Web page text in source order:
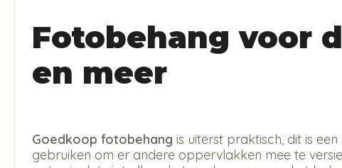
Fotobehang voor
en meer
Goedkoop fotobehang is uiterst praktisch, dit is
gebruiken om er andere oppervlakken mee te